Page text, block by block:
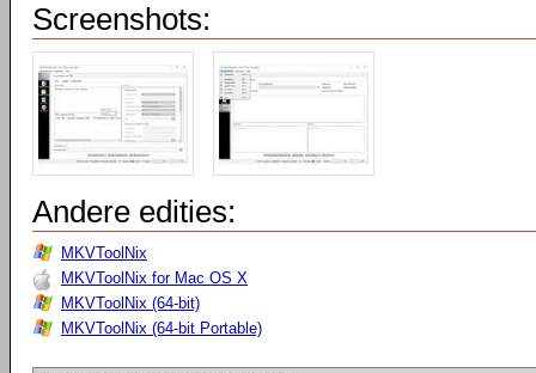
Screenshots:
Andere edities:
MKVToolNix
MKVToolNix for Mac OS X
MKVToolNix (64-bit)
MKVToolNix (64-bit Portable)